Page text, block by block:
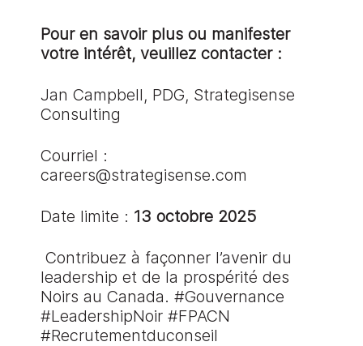
Pour en savoir plus ou manifester
votre intérêt, veuillez contacter :
Jan Campbell, PDG, Strategisense
Consulting
Courriel :
careers@strategisense.com
Date limite : 13 octobre 2025
Contribuez à façonner l’avenir du
leadership et de la prospérité des
Noirs au Canada. #Gouvernance
#LeadershipNoir #FPACN
#Recrutementduconseil